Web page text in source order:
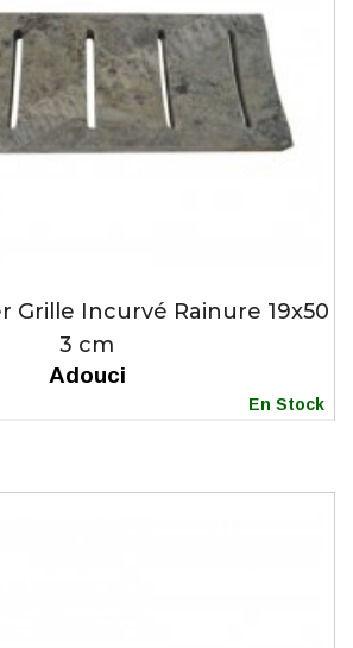
Grille Incurvé Rainure 19x50
3 cm
Adouci
En Stock